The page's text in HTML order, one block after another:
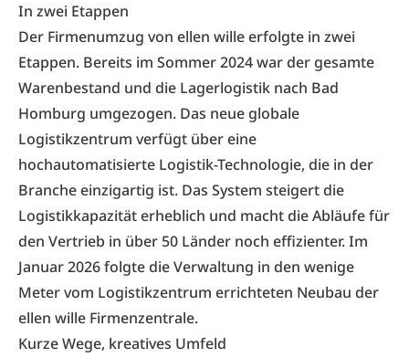
In zwei Etappen
Der Firmenumzug von ellen wille erfolgte in zwei
Etappen. Bereits im Sommer 2024 war der gesamte
Warenbestand und die Lagerlogistik nach Bad
Homburg umgezogen. Das neue globale
Logistikzentrum verfügt über eine
hochautomatisierte Logistik-Technologie, die in der
Branche einzigartig ist. Das System steigert die
Logistikkapazität erheblich und macht die Abläufe für
den Vertrieb in über 50 Länder noch effizienter. Im
Januar 2026 folgte die Verwaltung in den wenige
Meter vom Logistikzentrum errichteten Neubau der
ellen wille Firmenzentrale.
Kurze Wege, kreatives Umfeld